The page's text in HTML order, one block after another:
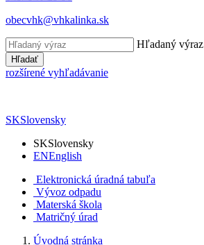
obecvhk@vhkalinka.sk
Hľadaný výraz
Hľadať
rozšírené vyhľadávanie
SKSlovensky
SKSlovensky
ENEnglish
Elektronická úradná tabuľa
Vývoz odpadu
Materská škola
Matričný úrad
Úvodná stránka